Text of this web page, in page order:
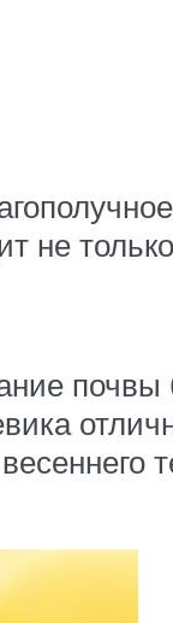
не
почвы